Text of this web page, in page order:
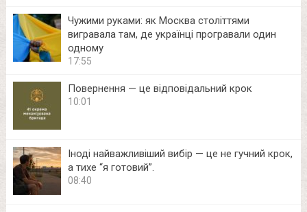
Чужими руками: як Москва століттями
вигравала там, де українці програвали один
одному
17:55
Повернення — це відповідальний крок
10:01
Іноді найважливіший вибір — це не гучний крок,
а тихе “я готовий”.
08:40